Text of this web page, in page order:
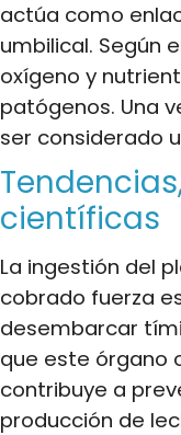
actúa como
umbilical. Según
oxígeno y
patógenos. Una
ser considerado
científicas
La ingestión del
cobrado fuerza
desembarcar
que este órgano
contribuye a
producción de